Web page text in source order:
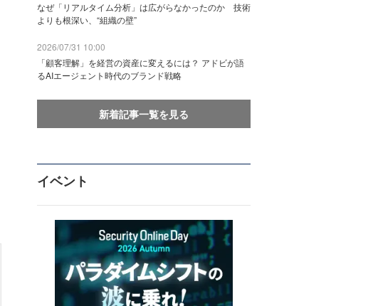
なぜ「リアルタイム分析」は広がらなかったのか 技術
よりも根深い、“組織の壁”
2026/07/31 10:00
「顧客理解」を経営の資産に変えるには？ アドビが語
るAIエージェント時代のブランド戦略
新着記事一覧を見る
イベント